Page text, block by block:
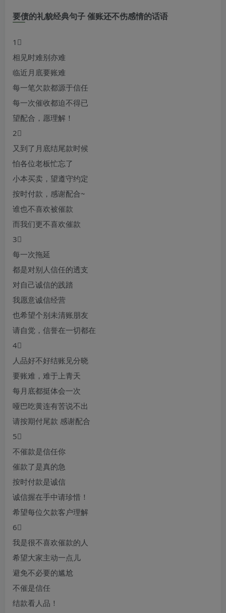
要债的礼貌经典句子 催账还不伤感情的话语
1⃣
相见时难别亦难
临近月底要账难
每一笔欠款都源于信任
每一次催收都迫不得已
望配合，愿理解！
2⃣
又到了月底结尾款时候
怕各位老板忙忘了
小本买卖，望遵守约定
按时付款，感谢配合~
谁也不喜欢被催款
而我们更不喜欢催款
3⃣
每一次拖延
都是对别人信任的透支
对自己诚信的践踏
我愿意诚信经营
也希望个别未清账朋友
请自觉，信誉在一切都在
4⃣
人品好不好结账见分晓
要账难，难于上青天
每月底都挺体会一次
哑巴吃黄连有苦说不出
请按期付尾款 感谢配合
5⃣
不催款是信任你
催款了是真的急
按时付款是诚信
诚信握在手中请珍惜！
希望每位欠款客户理解
6⃣
我是很不喜欢催款的人
希望大家主动一点儿
避免不必要的尴尬
不催是信任
结款看人品！